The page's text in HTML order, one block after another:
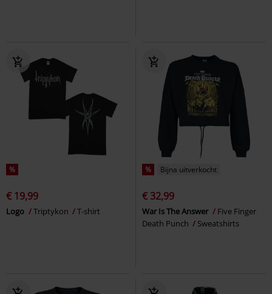
%
€ 19,99
Logo Triptykon T-shirt
% Bijna uitverkocht
€ 32,99
War Is The Answer
Five Finger
Death Punch
Sweatshirts